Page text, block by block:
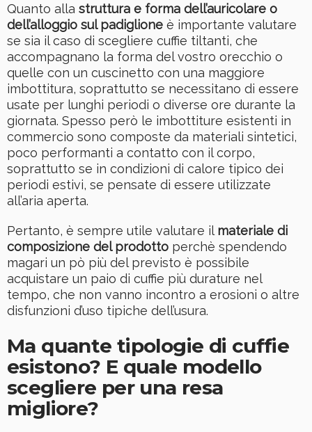
Quanto alla struttura e forma dell’auricolare o
dell’alloggio sul padiglione è importante valutare
se sia il caso di scegliere cuffie tiltanti, che
accompagnano la forma del vostro orecchio o
quelle con un cuscinetto con una maggiore
imbottitura, soprattutto se necessitano di essere
usate per lunghi periodi o diverse ore durante la
giornata. Spesso però le imbottiture esistenti in
commercio sono composte da materiali sintetici,
poco performanti a contatto con il corpo,
soprattutto se in condizioni di calore tipico dei
periodi estivi, se pensate di essere utilizzate
all’aria aperta.
Pertanto, è sempre utile valutare il materiale di
composizione del prodotto perchè spendendo
magari un pò più del previsto è possibile
acquistare un paio di cuffie più durature nel
tempo, che non vanno incontro a erosioni o altre
disfunzioni d’uso tipiche dell’usura.
Ma quante tipologie di cuffie
esistono? E quale modello
scegliere per una resa
migliore?